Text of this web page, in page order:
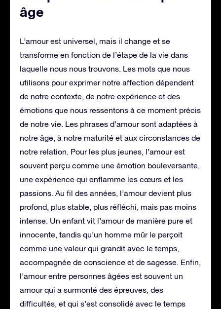
âge
L’amour est universel, mais il change et se
transforme en fonction de l’étape de la vie dans
laquelle nous nous trouvons. Les mots que nous
utilisons pour exprimer notre affection dépendent
de notre contexte, de notre expérience et des
émotions que nous ressentons à ce moment précis
de notre vie. Les phrases d’amour sont adaptées à
notre âge, à notre maturité et aux circonstances de
notre relation. Pour les plus jeunes, l’amour est
souvent perçu comme une émotion bouleversante,
une expérience qui enflamme les cœurs et les
passions. Au fil des années, l’amour devient plus
profond, plus stable, plus réfléchi, mais pas moins
intense. Un enfant vit l’amour de manière pure et
innocente, tandis qu’un homme mûr le perçoit
comme une valeur qui grandit avec le temps,
accompagnée de conscience et de sagesse. Enfin,
l’amour entre personnes âgées est souvent un
amour qui a surmonté des épreuves, des
difficultés, et qui s’est consolidé avec le temps